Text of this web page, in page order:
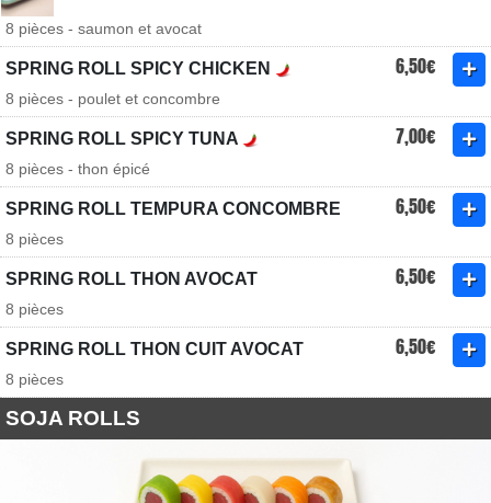
8 pièces - saumon et avocat
SPRING ROLL SPICY CHICKEN 6,50€
8 pièces - poulet et concombre
SPRING ROLL SPICY TUNA 7,00€
8 pièces - thon épicé
SPRING ROLL TEMPURA CONCOMBRE 6,50€
8 pièces
SPRING ROLL THON AVOCAT 6,50€
8 pièces
SPRING ROLL THON CUIT AVOCAT 6,50€
8 pièces
SOJA ROLLS